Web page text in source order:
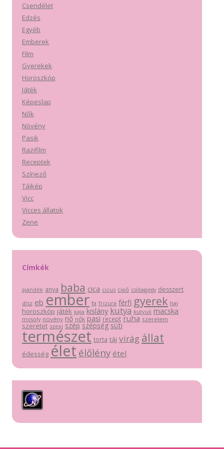
Csendélet
Edzés
Egyéb
Emberek
Film
Gyerekek
Horoszkóp
Játék
Képeslap
Nők
Növény
Pasik
Razjfilm
Receptek
Színező
Tájkép
Vicc
Vicces állatok
Zene
Címkék
ajándék anya baba cica cicus cipő csillagjegy desszert
dísz eb ember fa frizura férfi gyerek haj
horoszkóp játék kaja kislány kutya kutyuli macska
mosoly növény nő nők pasi recept ruha szerelem
szeretet szexi szép szépség süti
természet torta táj virág állat
édesség élet élőlény étel